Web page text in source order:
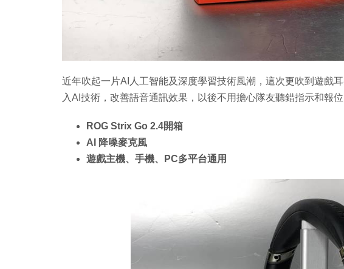
近年吹起一片AI人工智能及深度學習技術風潮，這次更吹到遊戲
入AI技術，改善語音通訊效果，以後不用擔心隊友聽錯指示和報位
ROG Strix Go 2.4開箱
AI 降噪麥克風
遊戲主機、手機、PC多平台通用